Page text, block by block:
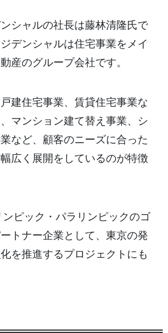
シャルの社長は藤林清隆氏で
デンシャルは住宅事業をメイ
産のグループ会社です。
建住宅事業、賃貸住宅事業な
マンション建て替え事業、シ
など、顧客のニーズに合った
広く展開をしているのが特徴
ピック・パラリンピックのゴ
トナー企業として、東京の発
を推進するプロジェクトにも